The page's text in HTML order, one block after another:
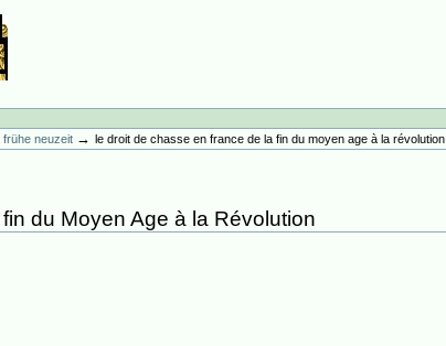
frühe neuzeit →le droit de chasse en france de la fin du moyen age à la révolution
du Moyen Age à la Révolution